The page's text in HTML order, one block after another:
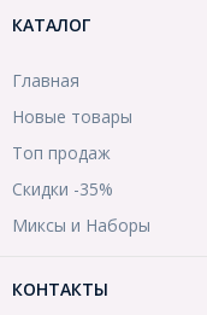
КАТАЛОГ
Главная
Новые товары
Топ продаж
Скидки -35%
Миксы и Наборы
КОНТАКТЫ